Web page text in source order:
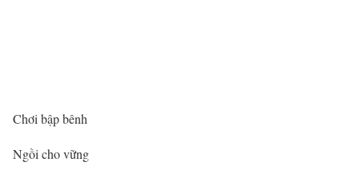
Chơi bập bênh
Ngồi cho vững